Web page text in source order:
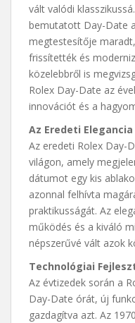
vált valódi
bemutatott Day-Date
megtestesítője
frissítették és
közelebbről is
Rolex Day-Date az
innovációt és a
Az Eredeti Elegancia
Az eredeti Rolex Day-
világon, amely
dátumot egy kis
azonnal felhívta
praktikusságát. Az
működés és a kiváló
népszerűvé vált azok
Technológiai
Az évtizedek során a
Day-Date órát, új
gazdagítva azt. Az